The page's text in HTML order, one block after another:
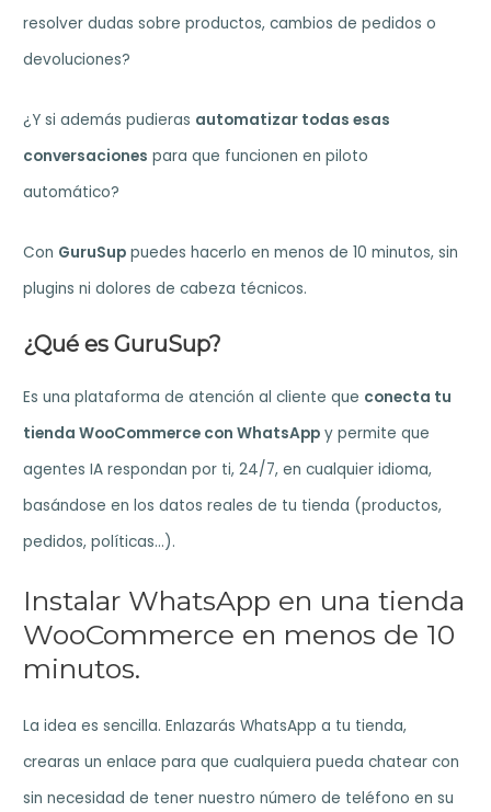
resolver dudas sobre productos, cambios de pedidos o
devoluciones?
¿Y si además pudieras automatizar todas esas
conversaciones para que funcionen en piloto
automático?
Con GuruSup puedes hacerlo en menos de 10 minutos, sin
plugins ni dolores de cabeza técnicos.
¿Qué es GuruSup?
Es una plataforma de atención al cliente que conecta tu
tienda WooCommerce con WhatsApp y permite que
agentes IA respondan por ti, 24/7, en cualquier idioma,
basándose en los datos reales de tu tienda (productos,
pedidos, políticas…).
Instalar WhatsApp en una tienda
WooCommerce en menos de 10
minutos.
La idea es sencilla. Enlazarás WhatsApp a tu tienda,
crearas un enlace para que cualquiera pueda chatear con
sin necesidad de tener nuestro número de teléfono en su